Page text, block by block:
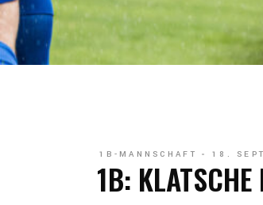
1B-MANNSCHAFT 18.
1B: